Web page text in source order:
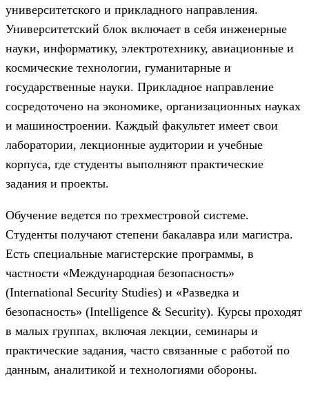
университетского и прикладного направления.
Университетский блок включает в себя инженерные
науки, информатику, электротехнику, авиационные и
космические технологии, гуманитарные и
государственные науки. Прикладное направление
сосредоточено на экономике, организационных науках
и машиностроении. Каждый факультет имеет свои
лаборатории, лекционные аудитории и учебные
корпуса, где студенты выполняют практические
задания и проекты.
Обучение ведется по трехместровой системе.
Студенты получают степени бакалавра или магистра.
Есть специальные магистерские программы, в
частности «Международная безопасность»
(International Security Studies) и «Разведка и
безопасность» (Intelligence & Security). Курсы проходят
в малых группах, включая лекции, семинары и
практические задания, часто связанные с работой по
данным, аналитикой и технологиями обороны.